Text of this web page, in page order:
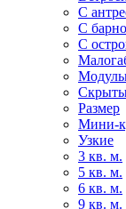
С
С
С
Размер
Мини-
Узкие
3 кв. м.
5 кв. м.
6 кв. м.
9 кв. м.